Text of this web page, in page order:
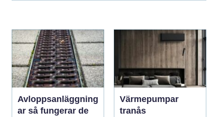
Avloppsanläggning
ar så fungerar de
Värmepumpar
tranås